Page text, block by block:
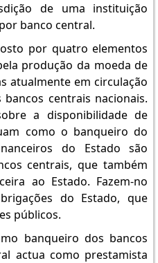
de uma instituição
banco central.
por quatro elementos
produção da moeda de
atualmente em circulação
centrais nacionais.
a disponibilidade de
como o banqueiro do
do Estado são
centrais, que também
ao Estado. Fazem-no
do Estado, que
públicos.
banqueiro dos bancos
actua como prestamista